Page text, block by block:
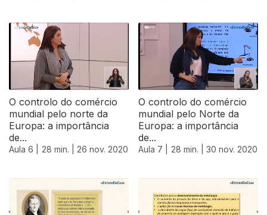
O controlo do comércio
mundial pelo norte da
Europa: a importância
de...
Aula 6 | 28 min. | 26 nov. 2020
O controlo do comércio
mundial pelo Norte da
Europa: a importância
de...
Aula 7 | 28 min. | 30 nov. 2020